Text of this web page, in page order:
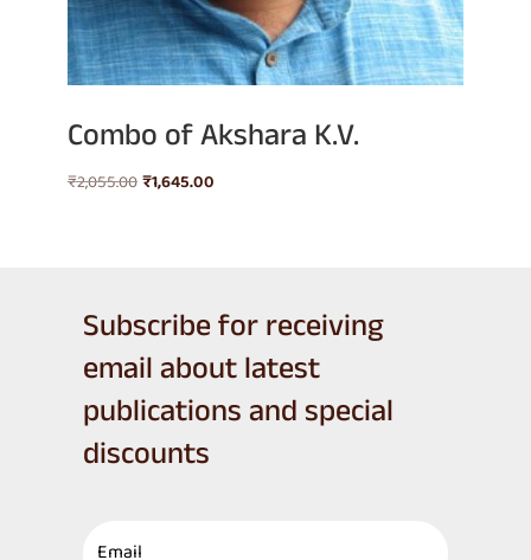
Combo of Akshara K.V.
₹2,055.00Original
₹1,645.00Current
Subscribe for receiving
email about latest
publications and special
discounts